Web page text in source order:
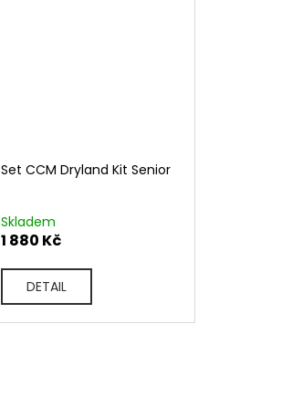
Set CCM Dryland Kit Senior
Skladem
1 880 Kč
DETAIL